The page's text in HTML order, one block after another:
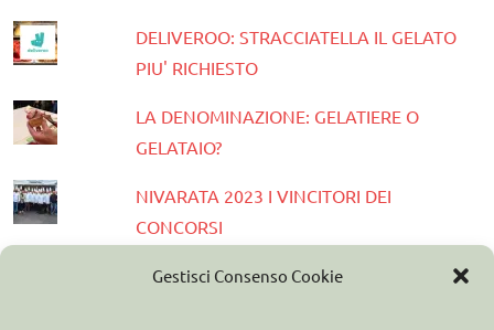
Gestisci Consenso Cookie
DELIVEROO: STRACCIATELLA IL GELATO
PIU' RICHIESTO
LA DENOMINAZIONE: GELATIERE O
GELATAIO?
NIVARATA 2023 I VINCITORI DEI
CONCORSI
PRESENTATA LA GUIDA GELATERIE